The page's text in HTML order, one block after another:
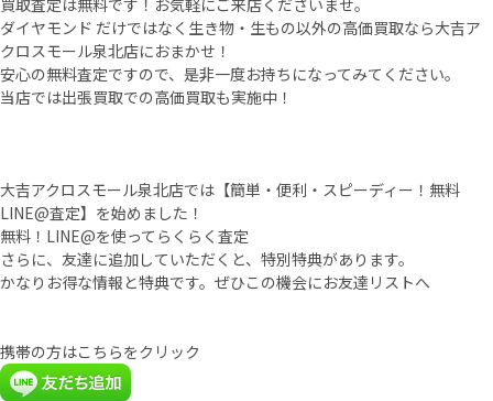
買取査定は無料です！お気軽にご来店くださいませ。
ダイヤモンド だけではなく生き物・生もの以外の高価買取なら大吉ア
クロスモール泉北店におまかせ！
安心の無料査定ですので、是非一度お持ちになってみてください。
当店では出張買取での高価買取も実施中！
大吉アクロスモール泉北店では【簡単・便利・スピーディー！無料
LINE@査定】を始めました！
無料！LINE@を使ってらくらく査定
さらに、友達に追加していただくと、特別特典があります。
かなりお得な情報と特典です。ぜひこの機会にお友達リストへ
携帯の方はこちらをクリック